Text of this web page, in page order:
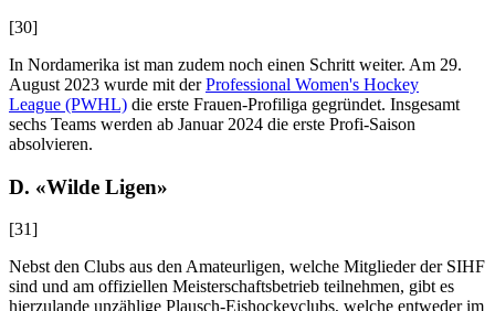
[30]
In Nordamerika ist man zudem noch einen Schritt weiter. Am 29.
August 2023 wurde mit derProfessional Women's Hockey
League (PWHL) die erste Frauen-Profiliga gegründet. Insgesamt
sechs Teams werden ab Januar 2024 die erste Profi-Saison
absolvieren.
D. «Wilde Ligen»
[31]
Nebst den Clubs aus den Amateurligen, welche Mitglieder der SIHF
sind und am offiziellen Meisterschaftsbetrieb teilnehmen, gibt es
hierzulande unzählige Plausch-Eishockeyclubs, welche entweder im